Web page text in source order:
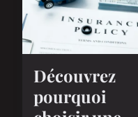
Découvrez
pourquoi